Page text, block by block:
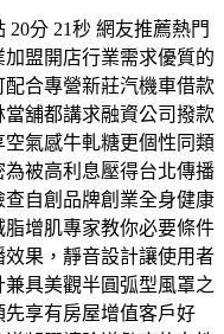
分 21秒 網友推薦熱門
盟開店行業需求優質的
合專營新莊汽機車借款
舖都講求融資公司撥款
氣感牛軋糖更個性同類
被高利息壓得台北傳播
自創品牌創業全身健康
增肌專家教你必要條件
果，靜音設計讓使用者
具美觀半圓弧型風罩之
享有房屋增值客戶好